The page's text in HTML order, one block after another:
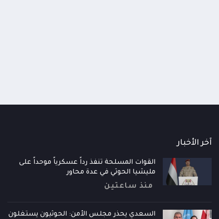
آخر الأخبار
القوات المسلحة تنفذ رداً عسكرياً موحداً على
مليشيا الحوثي في عدة محاور
منذ ساعتين
السعدي يحذر مجلس الأمن: الحوثيون يستغلون